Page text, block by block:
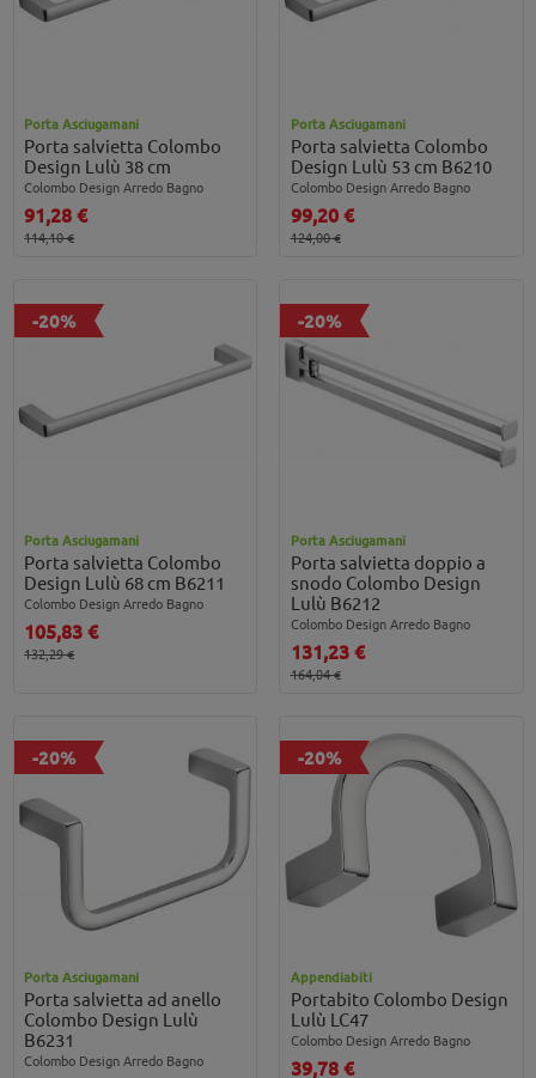
Porta Asciugamani
Porta salvietta Colombo
Design Lulù 38 cm
Colombo Design Arredo Bagno
91,28 €
114,10 €
Porta Asciugamani
Porta salvietta Colombo
Design Lulù 53 cm B6210
Colombo Design Arredo Bagno
99,20 €
124,00 €
-20%
Porta Asciugamani
Porta salvietta Colombo
Design Lulù 68 cm B6211
Colombo Design Arredo Bagno
105,83 €
132,29 €
-20%
Porta Asciugamani
Porta salvietta doppio a
snodo Colombo Design
Lulù B6212
Colombo Design Arredo Bagno
131,23 €
164,04 €
-20%
Porta Asciugamani
Porta salvietta ad anello
Colombo Design Lulù
B6231
Colombo Design Arredo Bagno
-20%
Appendiabiti
Portabito Colombo Design
Lulù LC47
Colombo Design Arredo Bagno
39,78 €